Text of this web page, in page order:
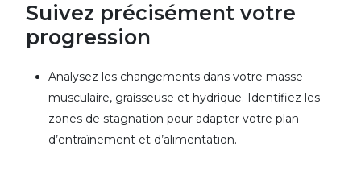
Suivez précisément votre
progression
Analysez les changements dans votre masse
musculaire, graisseuse et hydrique. Identifiez les
zones de stagnation pour adapter votre plan
d’entraînement et d’alimentation.